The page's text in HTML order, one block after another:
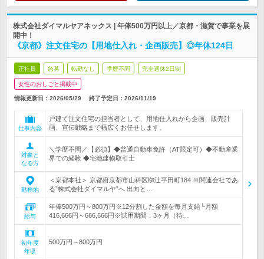
株式会社ダイマルヤアネックス | 年俸500万円以上／京都・滋賀で事業を展
開中！
《京都》注文住宅の【用地仕入れ・企画販売】◎年休124日
正社員 急募 転勤なし 学歴不問 完全週休2日制
女性のおしごと掲載中
情報更新日：2026/05/29 終了予定日： 2026/11/19
仕事内容
戸建て注文住宅の担当者として、用地仕入れから企画、販売計
画、宣伝戦略まで幅広くお任せします。
対象と
なる方
＼学歴不問／【必須】◆普通自動車免許（AT限定可）◆不動産業
界での経験 ◆宅地建物取引士
勤務地
＜京都本社＞ 京都府京都市山科区椥辻平田町184 ※関連会社であ
る”株式会社ダイマルヤ”へ 出向と…
給与
年俸500万円～800万円※12分割した金額を毎月支給└月額
416,666円～666,666円※試用期間：3ヶ月（待…
初年度
年収
500万円～800万円